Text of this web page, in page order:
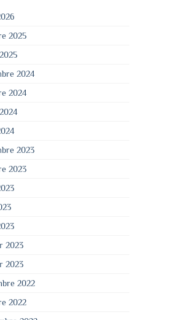
2025
2024
2024
2023
2023
2023
2023
2022
2022